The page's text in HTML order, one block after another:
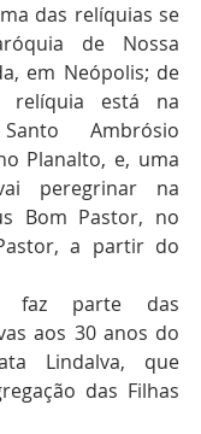
das relíquias se
de Nossa
em Neópolis; de
está na
Ambrósio
Planalto, e, uma
peregrinar na
Bom Pastor, no
a partir do
faz parte das
aos 30 anos do
Lindalva, que
das Filhas